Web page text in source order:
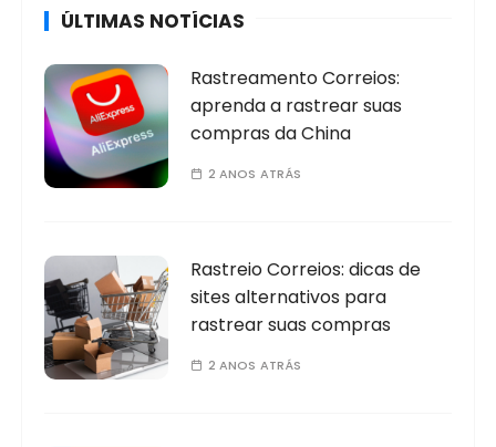
ÚLTIMAS NOTÍCIAS
Rastreamento Correios:
aprenda a rastrear suas
compras da China
2 ANOS ATRÁS
Rastreio Correios: dicas de
sites alternativos para
rastrear suas compras
2 ANOS ATRÁS